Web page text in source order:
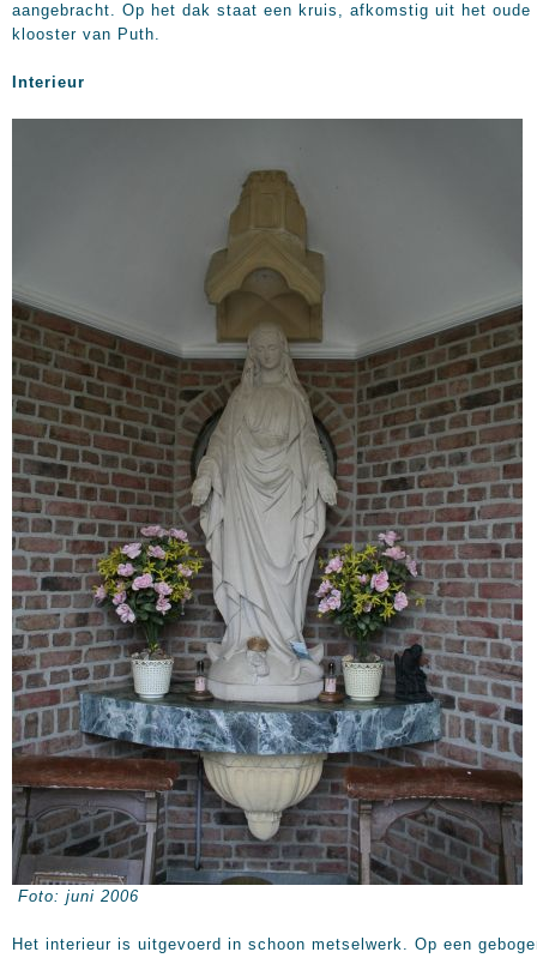
aangebracht. Op het dak staat een kruis, afkomstig uit het oude
klooster van Puth.
Interieur
Foto: juni 2006
Het interieur is uitgevoerd in schoon metselwerk. Op een